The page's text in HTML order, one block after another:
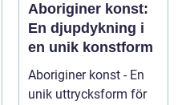
Aboriginer konst:
En djupdykning i
en unik konstform
Aboriginer konst - En
unik uttrycksform för